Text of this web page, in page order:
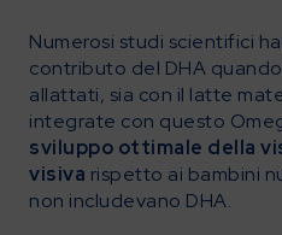
Numerosi studi scientifici
contributo del DHA
allattati, sia con il latte
integrate con questo
sviluppo ottimale della
visiva rispetto ai bambini
non includevano DHA.